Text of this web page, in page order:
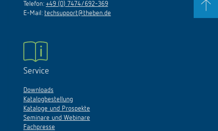
Telefon: +49 (0) 7474/692-369
E-Mail: techsupport@theben.de
Service
Downloads
Katalogbestellung
Kataloge und Prospekte
Seminare und Webinare
Fachpresse